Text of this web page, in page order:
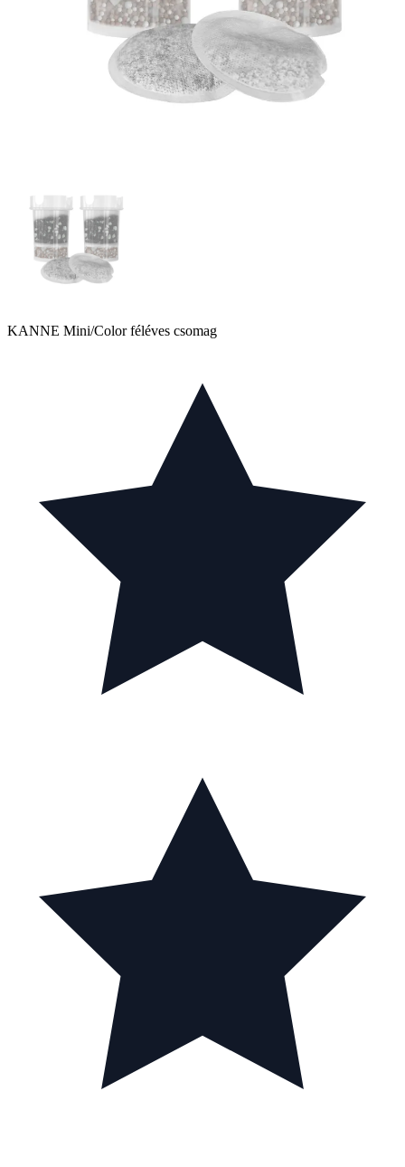
KANNE Mini/Color féléves csomag